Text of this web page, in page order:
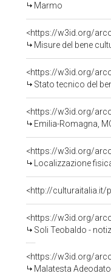
Marmo
<https://w3id.org/
Misure del bene
<https://w3id.org/
Stato tecnico del
<https://w3id.org/
Emilia-Romagna,
<https://w3id.org/
Localizzazione
<http://culturaitalia.it/
<https://w3id.org/
Soli Teobaldo -
<https://w3id.org/
Malatesta